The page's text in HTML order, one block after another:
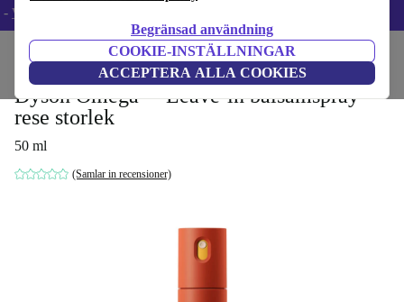
Begränsad användning
COOKIE-INSTÄLLNINGAR
ACCEPTERA ALLA COOKIES
- Villkor
Hushåll Tillbehör för hushållsapparater
Dyson Omega™ Leave-in balsamspray
rese storlek
50 ml
(Samlar in recensioner)